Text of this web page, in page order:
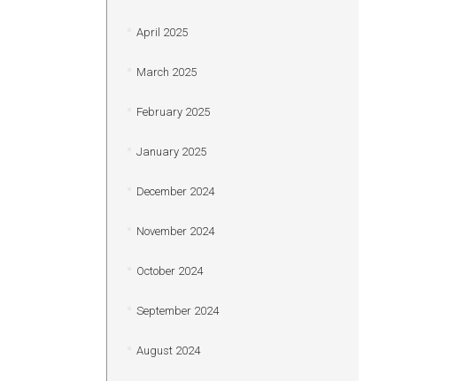
April 2025
March 2025
February 2025
January 2025
December 2024
November 2024
October 2024
September 2024
August 2024